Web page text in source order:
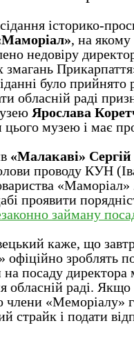
історико-
, на якому
недовіру
змагань
було прийнято
обласній раді
Ярослава
музею і має
«Малакаві»
проводу КУН
проявити
займану
каже, що
офіційно зроблять
на посаду директора
обласній раді.
члени «Меморіалу»
страйк і подати